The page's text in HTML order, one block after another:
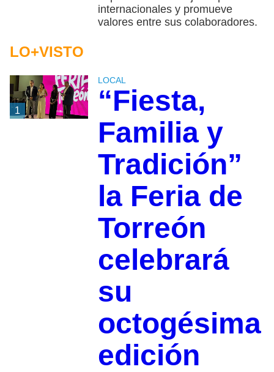
internacionales y promueve
valores entre sus colaboradores.
LO+VISTO
1
LOCAL
“Fiesta,
Familia y
Tradición”
la Feria de
Torreón
celebrará
su
octogésima
edición